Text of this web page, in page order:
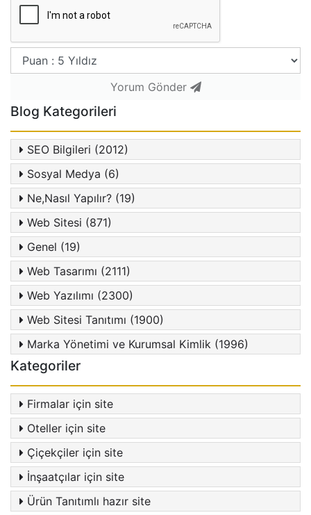
Yorum Gönder
Blog Kategorileri
SEO Bilgileri (2012)
Sosyal Medya (6)
Ne,Nasıl Yapılır? (19)
Web Sitesi (871)
Genel (19)
Web Tasarımı (2111)
Web Yazılımı (2300)
Web Sitesi Tanıtımı (1900)
Marka Yönetimi ve Kurumsal Kimlik (1996)
Kategoriler
Firmalar için site
Oteller için site
Çiçekçiler için site
İnşaatçılar için site
Ürün Tanıtımlı hazır site